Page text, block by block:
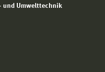
und Umwelttechnik